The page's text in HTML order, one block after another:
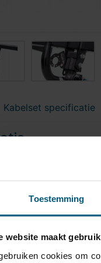
Toestemming
website maakt
cookies om
Kabelset specificatie